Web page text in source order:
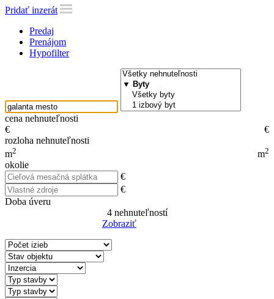
Pridať inzerát
Predaj
Prenájom
Hypofilter
cena nehnuteľnosti
€
€
rozloha nehnuteľnosti
m2 m2
okolie
€
€
Doba úveru
4nehnuteľností
Zobraziť